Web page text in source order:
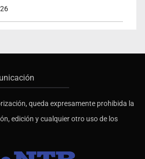
queda expresamente prohibida la
edición y cualquier otro uso de los